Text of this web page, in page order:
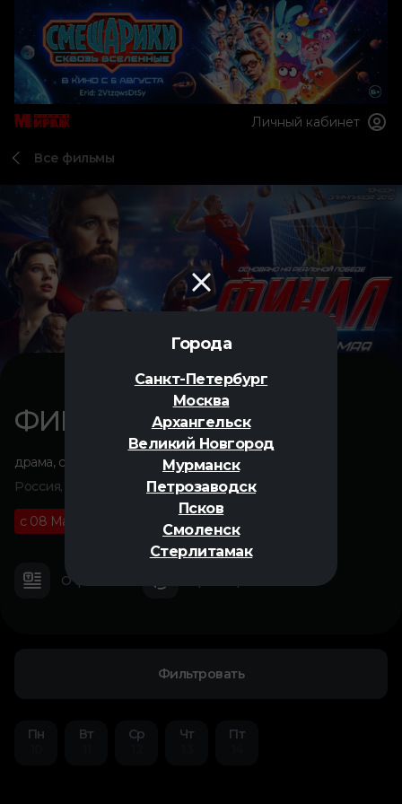
Города
Санкт-Петербург
Москва
Архангельск
Великий Новгород
Мурманск
Петрозаводск
Псков
Смоленск
Стерлитамак
Личный кабинет
Все фильмы
ФИНАЛ
драма,спорт
Россия, 2025
с 08 Мая 01 ч 40 м
О фильме
Фильтровать
Пн
Вт
Ср
Чт
Пт